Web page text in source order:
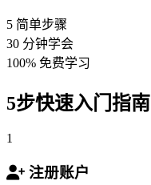
5 简单步骤
30 分钟学会
100% 免费学习
5步快速入门指南
1
注册账户